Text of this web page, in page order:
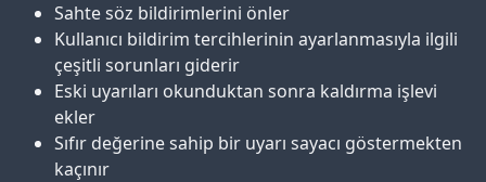
Sahte söz bildirimlerini önler
Kullanıcı bildirim tercihlerinin ayarlanmasıyla ilgili
çeşitli sorunları giderir
Eski uyarıları okunduktan sonra kaldırma işlevi
ekler
Sıfır değerine sahip bir uyarı sayacı göstermekten
kaçınır